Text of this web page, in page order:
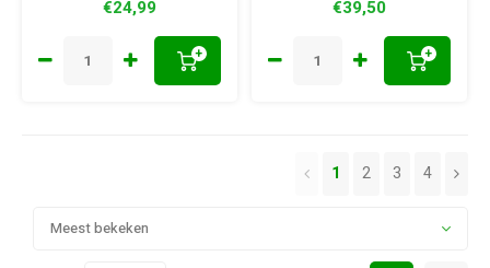
€24,99
+
€39,50
+
Meest bekeken
1 2 3 4